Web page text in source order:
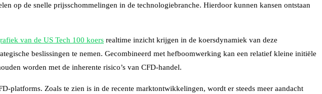
op de snelle prijsschommelingen in de technologiebranche. Hierdoor kunnen kansen ontstaan
van de US Tech 100 koers realtime inzicht krijgen in de koersdynamiek van deze
beslissingen te nemen. Gecombineerd met hefboomwerking kan een relatief kleine initiële
worden met de inherente risico’s van CFD-handel.
platforms. Zoals te zien is in de recente marktontwikkelingen, wordt er steeds meer aandacht